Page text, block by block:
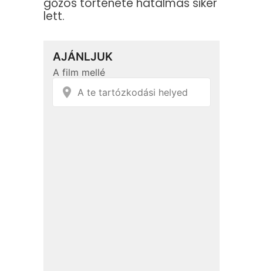
gőzös története hatalmas siker
lett.